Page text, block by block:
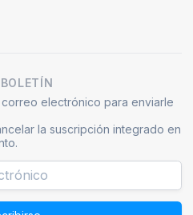
electrónico para enviarle
la suscripción integrado en